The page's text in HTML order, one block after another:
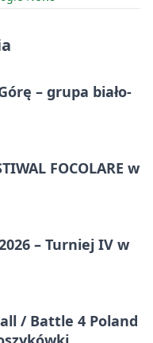
– grupa biało-
FOCOLARE w
– Turniej IV w
/ Battle 4 Poland